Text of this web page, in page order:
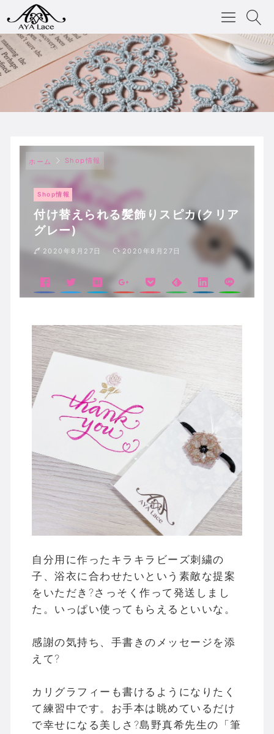
ホーム Shop情報
Shop情報
付け替えられる髪飾りスピカ(クリア
グレー)
2020年8月27日 2020年8月27日
自分用に作ったキラキラビーズ刺繍の
子、浴衣に合わせたいという素敵な提案
をいただき?さっそく作って発送しまし
た。いっぱい使ってもらえるといいな。
感謝の気持ち、手書きのメッセージを添
えて?
カリグラフィーも書けるようになりたく
て練習中です。お手本は眺めているだけ
で幸せになる美しさ?島野真希先生の「筆